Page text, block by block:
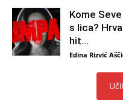
Kome
s lica?
hit...
Edina Rizvić